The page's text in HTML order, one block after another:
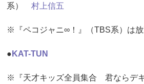
系） 村上信五
※『ペコジャニ∞！』（TBS系）は放
● KAT-TUN
※『天才キッズ全員集合 君ならデ